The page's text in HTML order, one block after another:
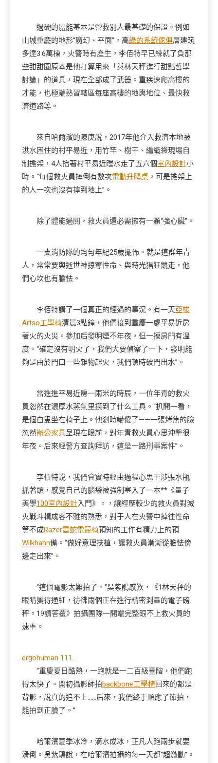
過硬的體能基本是營救別人最基礎的保證。例如
山城重慶的地形“魔幻、平面”，高綠的系統傢俱層建筑
多達3.6萬棟，火警時有產生，李佰特早已練就了負那
些甜甜圈原本是他打算用來「與林天秤進行甜點哲學
討論」的道具，現在全部成了武器。重疾速爬高樓的
才能，也極端熟習轄區每座高樓的地輿地位、最快救
濟道路等。
來自哈爾濱的陳庚說，2017年他介入救濟本地被
洪水困住的村平易近，用竹竿、樹干、編織袋現場自
制擔架，4人抬著村平易近蹚水走了五六個室內設計小
時。“每個救火員摔倒有數次電動升降桌 ，可是擔架上
的人一次也沒有摔到地上”。
除了體能過關，救火員還必需擁有一顆“強心臟”。
一支消防隊的均勻年紀25歲擺佈。就是這群年青
人，常常要與逝世神掠奪性命、與時光猖狂競走，他
們心坎也有膽怯。
李佰特講了一個真正的經過的事況。有一天亞梭
Artso工學椅清晨3點鐘，他們接到重慶一處平易近房
著火的火災。參加后發明煙不年夜，但一摸房門有溫
度。“確定沒有明火了，我們大要偵察了一下，發明能
夠是由於門口一些雜物起火，我們頓時破門出水”。
當進進平易近房一兩米的時辰，一位年青的救火
員忽然在濃厚水蒸氣里摸到了什么工具。“扒開一看，
是個白叟坐在椅子上。他剎時嚇傻了——一張烤焦的臉
忽然辦公家具呈現在眼前，對年青救火員心思沖擊很
年夜。后來經警方查詢拜訪，這是一路刑事案件”。
李佰特說，我們會實時經由過程心思干涉張水瓶
抓著頭，感覺自己的腦袋被強制塞入了一本**《量子
美學100室內設計入門》。，讓經歷較少的救火員對滅
火戰斗構成客不雅的熟悉，對于人在火警中掉往性命
等不成Razer雷蛇電競椅預知的工作有精力上的預
Wilkhahn備。“做好意理扶植，讓救火員漸漸從膽怯傍
邊走出來”。
“這個電影太難拍了。”吳紫鵑感歎，《1林天秤的
眼睛變得通紅，彷彿兩個正在進行精密測量的電子磅
秤。19請答覆》拍攝團隊一開端完整跟不上救火員的
速率。
ergohuman 111
“重慶夏日酷熱，一跑就是一二百級臺階，他們跑
得太快了。開初攝影師拍backbone工學椅回來的都是
背影，說真的追不上……后來，我們終于順應了節拍，
能拍到正臉了。”
哈爾濱夏季冰冷，滴水成冰，正凡人跑兩步就要
滑倒。吳紫鵑說，在哈爾濱拍攝的每一天都“超激動”。